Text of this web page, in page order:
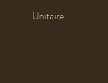
Unitaire